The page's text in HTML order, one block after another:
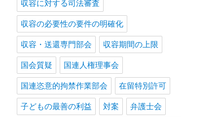
収容に対する司法審査
収容の必要性の要件の明確化
収容・送還専門部会 収容期間の上限
国会質疑 国連人権理事会
国連恣意的拘禁作業部会 在留特別許可
子どもの最善の利益 対案 弁護士会